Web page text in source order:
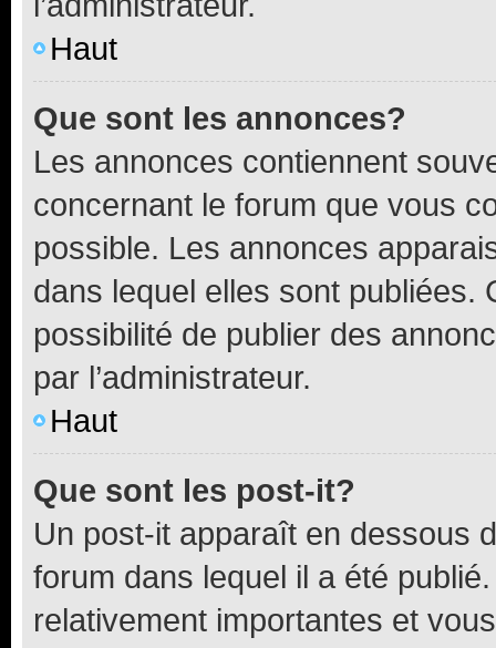
Haut
Que sont les annonces?
Les annonces contiennent
concernant le forum que vous
possible. Les annonces
dans lequel elles sont publiées.
possibilité de publier des
par l’administrateur.
Haut
Que sont les post-it?
Un post-it apparaît en dessous
forum dans lequel il a été
relativement importantes et